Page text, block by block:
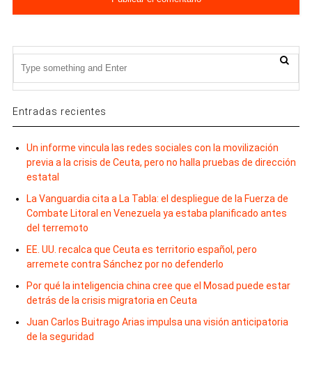
Entradas recientes
Un informe vincula las redes sociales con la movilización
previa a la crisis de Ceuta, pero no halla pruebas de dirección
estatal
La Vanguardia cita a La Tabla: el despliegue de la Fuerza de
Combate Litoral en Venezuela ya estaba planificado antes
del terremoto
EE. UU. recalca que Ceuta es territorio español, pero
arremete contra Sánchez por no defenderlo
Por qué la inteligencia china cree que el Mosad puede estar
detrás de la crisis migratoria en Ceuta
Juan Carlos Buitrago Arias impulsa una visión anticipatoria
de la seguridad